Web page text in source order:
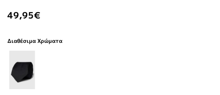
49,95€
Διαθέσιμα Χρώματα